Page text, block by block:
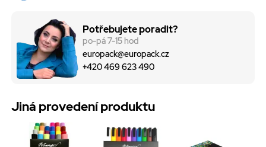
Potřebujete poradit?
po-pá 7-15 hod
europack@europack.cz
+420 469 623 490
Jiná provedení produktu